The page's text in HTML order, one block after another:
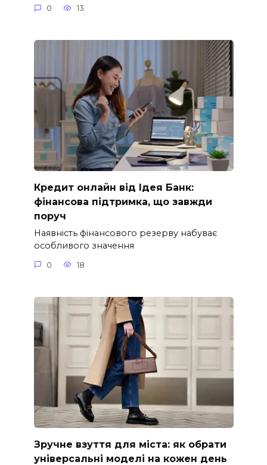
0 13
Кредит онлайн від Ідея Банк:
фінансова підтримка, що завжди
поруч
Наявність фінансового резерву набуває
особливого значення
0 18
Зручне взуття для міста: як обрати
універсальні моделі на кожен день